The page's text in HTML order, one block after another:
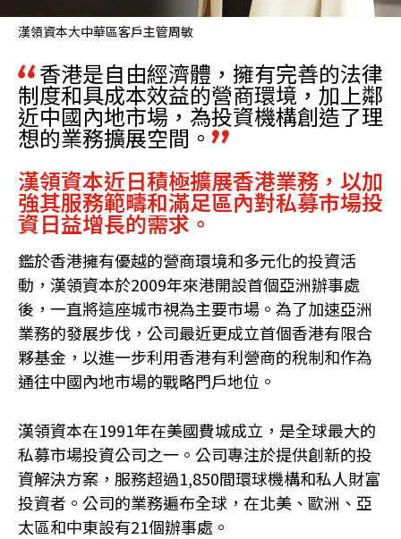
漢領資本大中華區客戶主管周敏
香港是自由經濟體，擁有完善的法律
制度和具成本效益的營商環境，加上鄰
近中國內地市場，為投資機構創造了理
想的業務擴展空間。
漢領資本近日積極擴展香港業務，以加
強其服務範疇和滿足區內對私募市場投
資日益增長的需求。
鑑於香港擁有優越的營商環境和多元化的投資活
動，漢領資本於2009年來港開設首個亞洲辦事處
後，一直將這座城市視為主要市場。為了加速亞洲
業務的發展步伐，公司最近更成立首個香港有限合
夥基金，以進一步利用香港有利營商的稅制和作為
通往中國內地市場的戰略門戶地位。
漢領資本在1991年在美國費城成立，是全球最大的
私募市場投資公司之一。公司專注於提供創新的投
資解決方案，服務超過1,850間環球機構和私人財富
投資者。公司的業務遍布全球，在北美、歐洲、亞
太區和中東設有21個辦事處。